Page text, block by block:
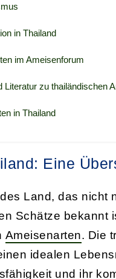
in Thailand
im Ameisenforum
zu thailändischen
in Thailand
Eine
Land, das nicht
Schätze bekannt
Ameisenarten. Die
idealen
und ihr